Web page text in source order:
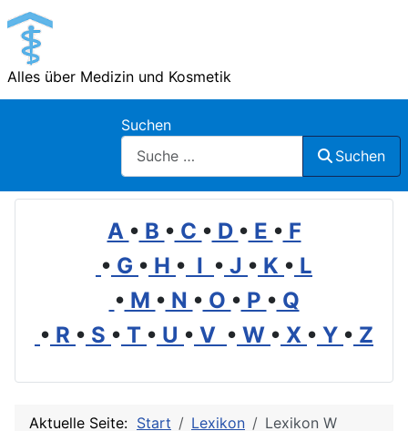
Alles über Medizin und Kosmetik
Suchen
Suchen
A • B • C • D • E • F
• G • H • I • J • K • L
• M • N • O • P • Q
• R • S • T • U • V • W • X • Y • Z
Aktuelle Seite: Start Lexikon Lexikon W